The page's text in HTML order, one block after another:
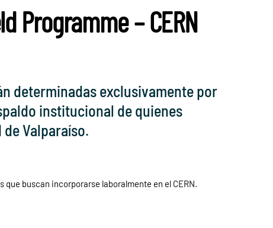
Programme – CERN
determinadas exclusivamente por
institucional de quienes
Valparaíso.
buscan incorporarse laboralmente en el CERN.